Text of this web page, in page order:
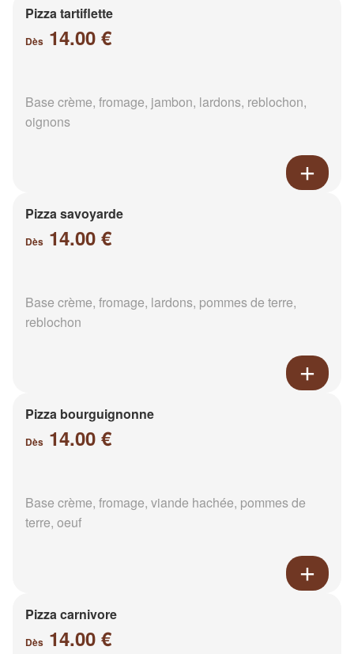
Pizza tartiflette
Dès 14.00 €
Base crème, fromage, jambon, lardons, reblochon,
oignons
Pizza savoyarde
Dès 14.00 €
Base crème, fromage, lardons, pommes de terre,
reblochon
Pizza bourguignonne
Dès 14.00 €
Base crème, fromage, viande hachée, pommes de
terre, oeuf
Pizza carnivore
Dès 14.00 €